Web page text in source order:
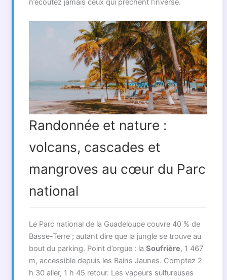
n’écoutez jamais ceux qui prêchent l’inverse.
Randonnée et nature :
volcans, cascades et
mangroves au cœur du Parc
national
Le Parc national de la Guadeloupe couvre 40 % de
Basse-Terre ; autant dire que la jungle se trouve au
bout du parking. Point d’orgue : la Soufrière, 1 467
m, accessible depuis les Bains Jaunes. Comptez 2
h 30 aller, 1 h 45 retour. Les vapeurs sulfureuses